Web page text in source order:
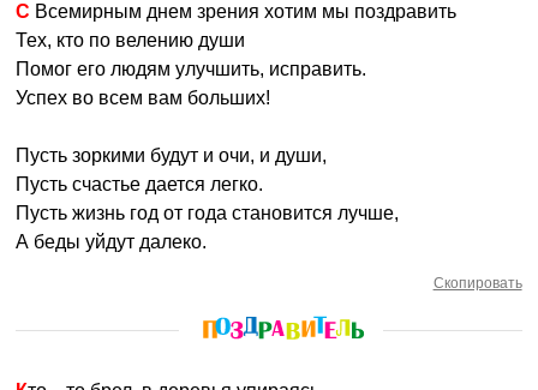
С Всемирным днем зрения хотим мы поздравить
Тех, кто по велению души
Помог его людям улучшить, исправить.
Успех во всем вам больших!
Пусть зоркими будут и очи, и души,
Пусть счастье дается легко.
Пусть жизнь год от года становится лучше,
А беды уйдут далеко.
Скопировать